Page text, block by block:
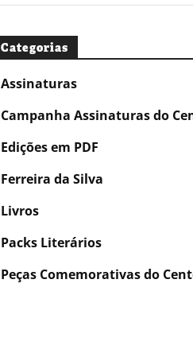
Categorias
Assinaturas
Campanha Assinaturas do
Edições em PDF
Ferreira da Silva
Livros
Packs Literários
Peças Comemorativas do